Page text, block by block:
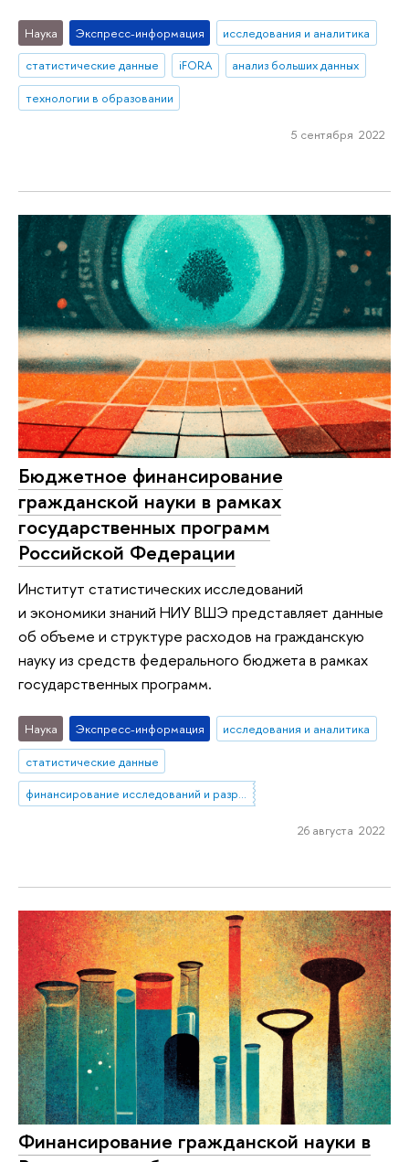
Наука Экспресс-информация
исследования и аналитика
статистические данные
iFORA
анализ больших данных
технологии в образовании
5 сентября 2022
Бюджетное финансирование
гражданской науки в рамках
государственных программ
Российской Федерации
Институт статистических исследований
и экономики знаний НИУ ВШЭ представляет данные
об объеме и структуре расходов на гражданскую
науку из средств федерального бюджета в рамках
государственных программ.
Наука Экспресс-информация
исследования и аналитика
статистические данные
финансирование исследований и разработок
26 августа 2022
Финансирование гражданской науки в